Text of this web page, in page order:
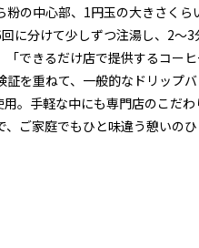
粉の中心部、1円玉の大きさくら
に分けて少しずつ注湯し、2～3
「できるだけ店で提供するコー
証を重ねて、一般的なドリップ
。手軽な中にも専門店のこだわ
、ご家庭でもひと味違う憩いの